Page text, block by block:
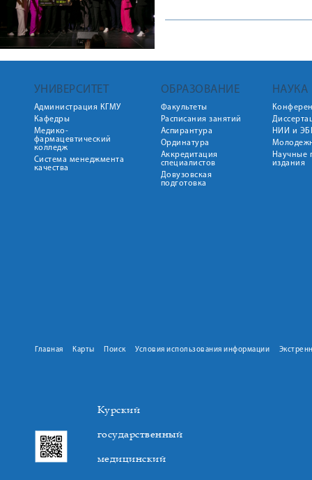
УНИВЕРСИТЕТ
Администрация КГМУ
Кафедры
Медико-
фармацевтический
колледж
Система менеджмента
качества
ОБРАЗОВАНИЕ
Факультеты
Расписания занятий
Аспирантура
Ординатура
Аккредитация
специалистов
Довузовская
подготовка
НАУКА
НИИ и
Научные
издания
Главная Карты Поиск Условия использования информации
Курский
государственный
медицинский